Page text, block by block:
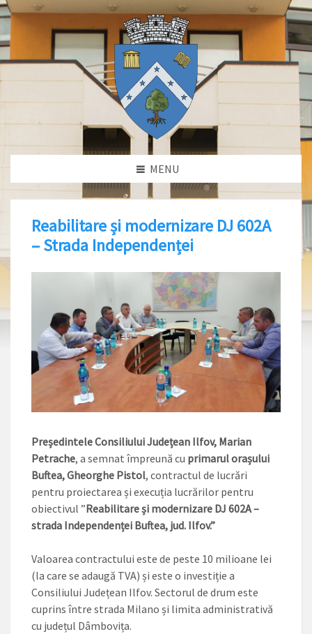
MENU
Reabilitare și modernizare DJ 602A
– Strada Independenței
Președintele Consiliului Județean Ilfov, Marian
Petrache, a semnat împreună cu primarul orașului
Buftea, Gheorghe Pistol, contractul de lucrări
pentru proiectarea și execuția lucrărilor pentru
obiectivul ”Reabilitare și modernizare DJ 602A –
strada Independenței Buftea, jud. Ilfov.”
Valoarea contractului este de peste 10 milioane lei
(la care se adaugă TVA) și este o investiție a
Consiliului Județean Ilfov. Sectorul de drum este
cuprins între strada Milano și limita administrativă
cu județul Dâmbovița.